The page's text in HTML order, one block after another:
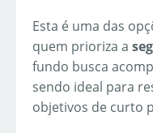
Esta é uma das
quem prioriza a
fundo busca
sendo ideal para
objetivos de curto